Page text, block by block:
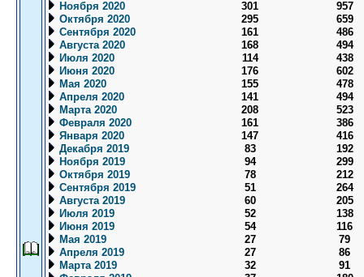
Ноября 2020
301
957
Октября 2020
295
659
Сентября 2020
161
486
Августа 2020
168
494
Июля 2020
114
438
Июня 2020
176
602
Мая 2020
155
478
Апреля 2020
141
494
Марта 2020
208
523
Февраля 2020
161
386
Января 2020
147
416
Декабря 2019
83
192
Ноября 2019
94
299
Октября 2019
78
212
Сентября 2019
51
264
Августа 2019
60
205
Июля 2019
52
138
Июня 2019
54
116
Мая 2019
27
79
Апреля 2019
27
86
Марта 2019
32
91